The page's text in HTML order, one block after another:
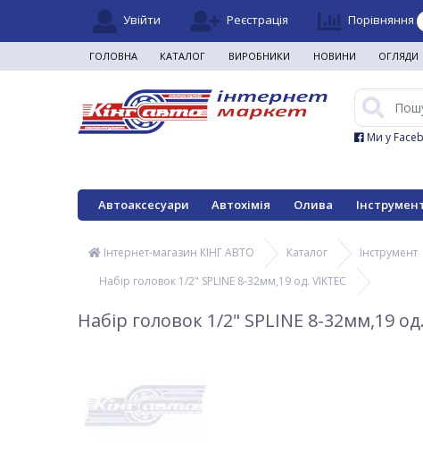
Увійти Реєстрація Порівняння
ГОЛОВНА КАТАЛОГ ВИРОБНИКИ НОВИНИ ОГЛЯДИ
Ми у
Автоаксесуари Автохімія Олива
Інтернет-магазин КІНГ АВТО Каталог Інструмент
Набір головок 1/2" SPLINE 8-32мм,19 од. VIKTEC
Набір головок 1/2" SPLINE 8-32мм,19